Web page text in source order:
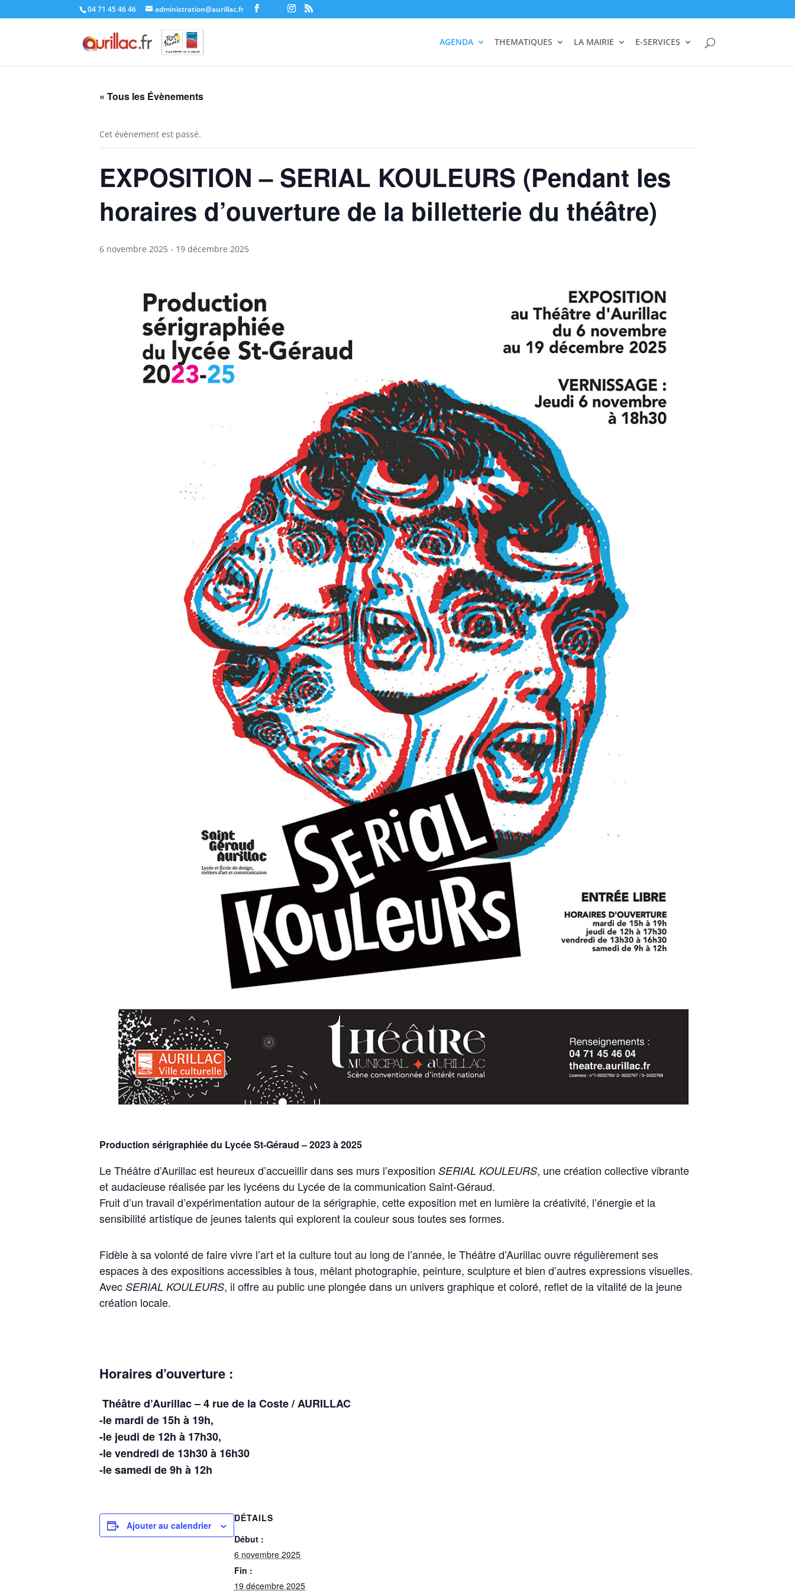
04 71 45 46 46 administration@aurillac.fr
AGENDA THEMATIQUES LA MAIRIE E-SERVICES
« Tous les Évènements
Cet évènement est passé.
EXPOSITION – SERIAL KOULEURS (Pendant les
horaires d’ouverture de la billetterie du théâtre)
6 novembre 2025 - 19 décembre 2025
Production sérigraphiée du Lycée St-Géraud – 2023 à 2025
Le Théâtre d’Aurillac est heureux d’accueillir dans ses murs l’exposition SERIAL KOULEURS, une création collective vibrante
et audacieuse réalisée par les lycéens du Lycée de la communication Saint-Géraud.
Fruit d’un travail d’expérimentation autour de la sérigraphie, cette exposition met en lumière la créativité, l’énergie et la
sensibilité artistique de jeunes talents qui explorent la couleur sous toutes ses formes.
Fidèle à sa volonté de faire vivre l’art et la culture tout au long de l’année, le Théâtre d’Aurillac ouvre régulièrement ses
espaces à des expositions accessibles à tous, mêlant photographie, peinture, sculpture et bien d’autres expressions visuelles.
Avec SERIAL KOULEURS, il offre au public une plongée dans un univers graphique et coloré, reflet de la vitalité de la jeune
création locale.
Horaires d’ouverture :
Théâtre d’Aurillac – 4 rue de la Coste / AURILLAC
-le mardi de 15h à 19h,
-le jeudi de 12h à 17h30,
-le vendredi de 13h30 à 16h30
-le samedi de 9h à 12h
Ajouter au calendrier
DÉTAILS
Début :
6 novembre 2025
Fin :
19 décembre 2025